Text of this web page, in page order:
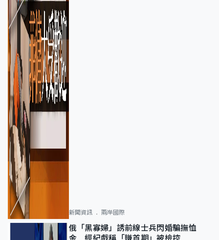
新聞資訊 兩岸國際
俄「黑寡婦」誘前線士兵閃婚騙撫恤